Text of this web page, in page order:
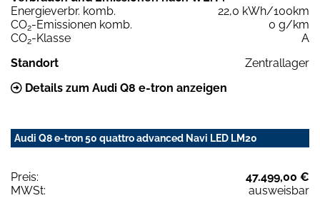
Energieverbr. komb.
22,0 kWh/100km
CO2-Emissionen komb.
0 g/km
CO2-Klasse
A
Standort
Zentrallager
Details zum Audi Q8 e-tron anzeigen
Audi Q8 e-tron 50 quattro advanced Navi LED LM20
Preis:
47.499,00 €
MWSt:
ausweisbar